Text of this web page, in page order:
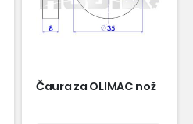
Čaura za OLIMAC nož